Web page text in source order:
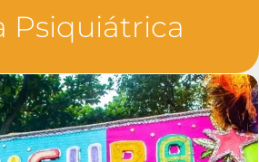
Psiquiátrica